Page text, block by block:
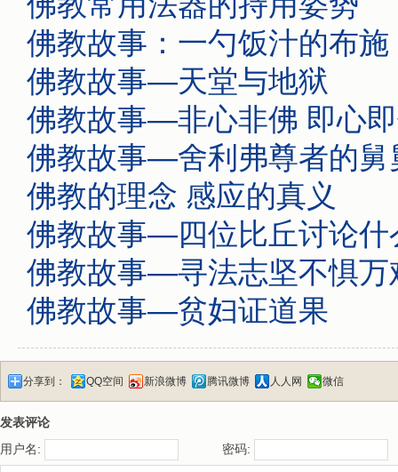
佛教故事：一勺饭汁的布施
佛教故事—天堂与地狱
佛教故事—非心非佛 即心
佛教故事—舍利弗尊者的舅
佛教的理念 感应的真义
佛教故事—四位比丘讨论什
佛教故事—寻法志坚不惧万
佛教故事—贫妇证道果
分享到： QQ空间 新浪微博 腾讯微博 人人网 微信
发表评论
用户名:
密码: